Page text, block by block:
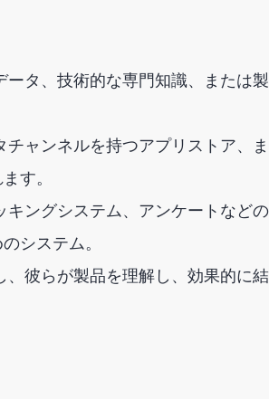
タ、技術的な専門知識、または
ャンネルを持つアプリストア、
す。
キングシステム、アンケートなど
システム。
彼らが製品を理解し、効果的に